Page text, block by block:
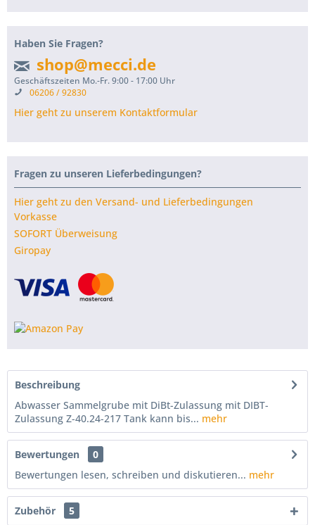
Haben Sie Fragen?
shop@mecci.de
Geschäftszeiten Mo.-Fr. 9:00 - 17:00 Uhr
06206 / 92830
Hier geht zu unserem Kontaktformular
Fragen zu unseren Lieferbedingungen?
Hier geht zu den Versand- und Lieferbedingungen
Vorkasse
SOFORT Überweisung
Giropay
Beschreibung
Abwasser Sammelgrube mit DiBt-Zulassung mit DIBT-
Zulassung Z-40.24-217 Tank kann bis... mehr
Bewertungen
0
Bewertungen lesen, schreiben und diskutieren... mehr
Zubehör 5